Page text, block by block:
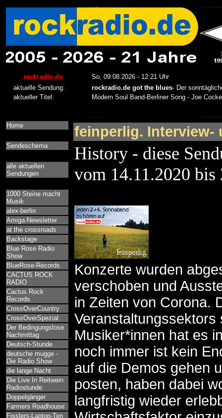
Home
Sendeschema
alle aktuellen
Sendungen
1000 Steine macht
Musik
alex-berlin
Amiga-Newsletter
at the crossroads
Backstage
Blue Rose Radio
Show
BlueRose-Records
CACTUS ROCK
RADIO
Cactus Rock
Records
CrossOverCountry
CrossOverSpezial
Der Bedingungslose
Nachmittag
Deutsch-Stunde
deutsche mugge -
Die Radio Show
die lange Nacht
Die Live In Reitwein
Radiostunde
Doppelgänger
Farmers Roadhouse
Fisslers-Laptop-Ten
feinperlig. Interview-
History - diese
vom 14.11.2020 bis
Konzerte wurden
verschoben und
in Zeiten von Corona.
Veranstaltungssektors
Musiker*innen hat es
noch immer ist kein
auf die Demos gehen
posten, haben dabei
langfristig wieder